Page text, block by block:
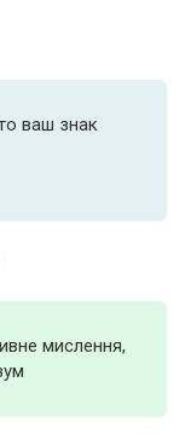
ваш знак
мислення,